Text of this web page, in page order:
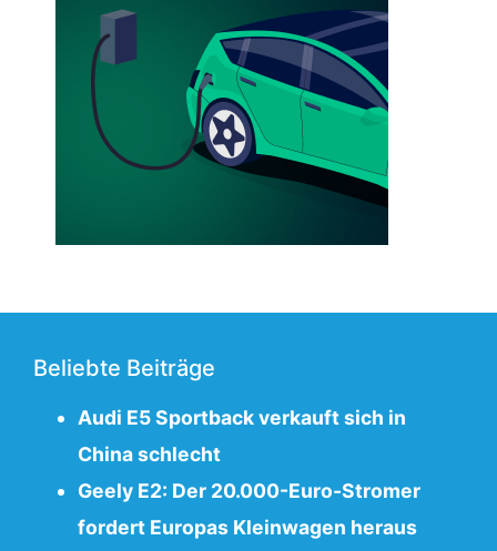
Beliebte Beiträge
Audi E5 Sportback verkauft sich in
China schlecht
Geely E2: Der 20.000-Euro-Stromer
fordert Europas Kleinwagen heraus